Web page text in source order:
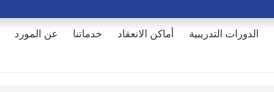
عن المورد خدماتنا أماكن الانعقاد الدورات التدريبية